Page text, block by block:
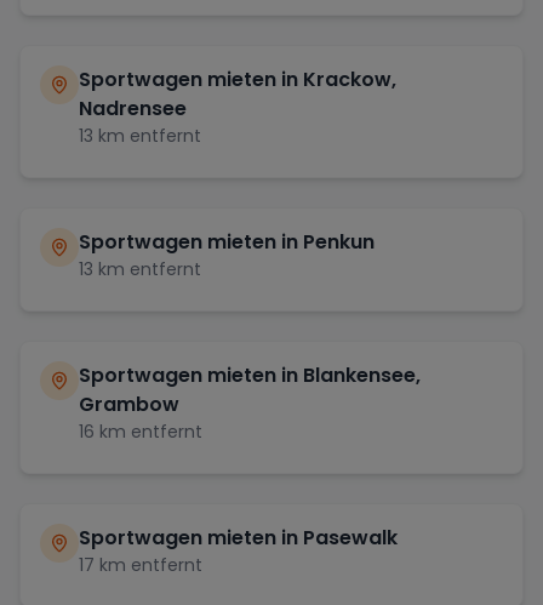
Sportwagen mieten in Krackow,
Nadrensee
13 km entfernt
Sportwagen mieten in Penkun
13 km entfernt
Sportwagen mieten in Blankensee,
Grambow
16 km entfernt
Sportwagen mieten in Pasewalk
17 km entfernt